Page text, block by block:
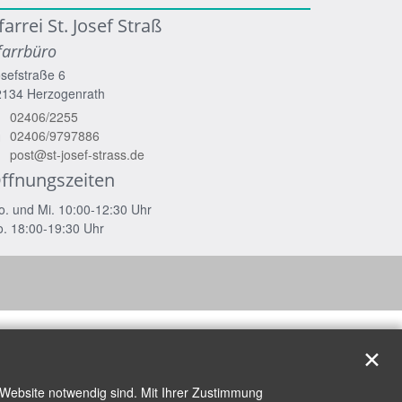
St. Josef Straß
6
Herzogenrath
02406/2255
02406/9797886
post@st-josef-strass.de
und Mi. 10:00-12:30 Uhr
18:00-19:30 Uhr
notwendig sind. Mit Ihrer Zustimmung
✕